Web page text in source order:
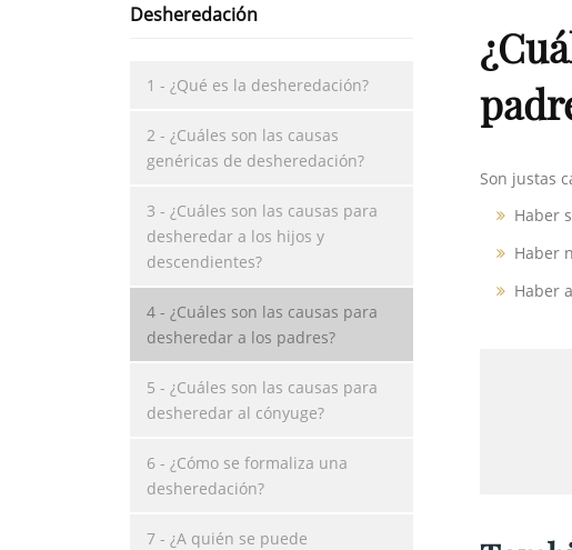
Desheredación
1 - ¿Qué es la desheredación?
2 - ¿Cuáles son las causas
genéricas de desheredación?
3 - ¿Cuáles son las causas para
desheredar a los hijos y
descendientes?
4 - ¿Cuáles son las causas para
desheredar a los padres?
5 - ¿Cuáles son las causas para
desheredar al cónyuge?
6 - ¿Cómo se formaliza una
desheredación?
7 - ¿A quién se puede
Son justas
Haber
Haber
Haber